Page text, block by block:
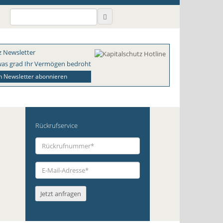
grad Ihr Vermögen bedroht
Newsletter abonnieren
Rückrufservice
Mail-
Adresse
Jetzt anfragen